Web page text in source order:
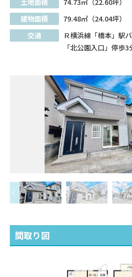
土地面積
74.73㎡（22.60坪）
建物面積
79.48㎡（24.04坪）
交通
Ｒ横浜線「橋本」駅
「北公園入口」停歩3
間取り図